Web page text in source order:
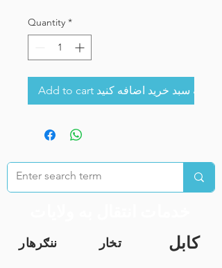
Quantity *
Add to cart به سبد خرید اضافه کنید
ننګرهار تخار کابل